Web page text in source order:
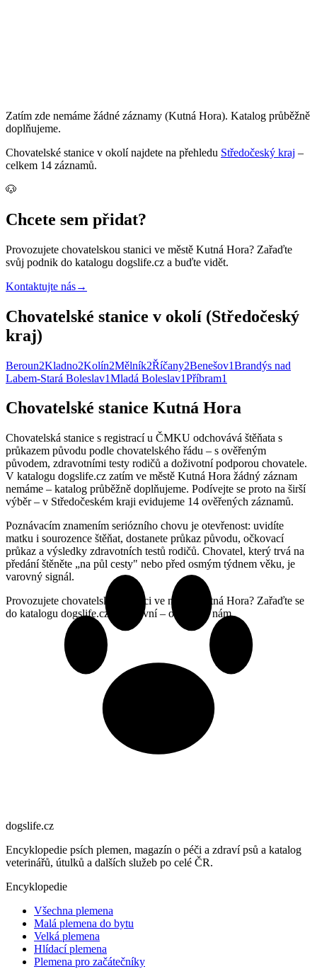
Zatím zde nemáme žádné záznamy (Kutná Hora). Katalog průběžně
doplňujeme.
Chovatelské stanice v okolí najdete na přehledu Středočeský kraj –
celkem 14 záznamů.
🐶
Chcete sem přidat?
Provozujete chovatelskou stanici ve městě Kutná Hora? Zařaďte
svůj podnik do katalogu dogslife.cz a buďte vidět.
Kontaktujte nás→
Chovatelské stanice v okolí (Středočeský
kraj)
Beroun2Kladno2Kolín2Mělník2Říčany2Benešov1Brandýs nad
Labem-Stará Boleslav1Mladá Boleslav1Příbram1
Chovatelské stanice Kutná Hora
Chovatelská stanice s registrací u ČMKU odchovává štěňata s
průkazem původu podle chovatelského řádu – s ověřeným
původem, zdravotními testy rodičů a doživotní podporou chovatele.
V katalogu dogslife.cz zatím ve městě Kutná Hora žádný záznam
nemáme – katalog průběžně doplňujeme. Podívejte se proto na širší
výběr – v Středočeském kraji evidujeme 14 ověřených záznamů.
Poznávacím znamením seriózního chovu je otevřenost: uvidíte
matku i sourozence štěňat, dostanete průkaz původu, očkovací
průkaz a výsledky zdravotních testů rodičů. Chovatel, který trvá na
předání štěněte „na půl cesty" nebo před osmým týdnem věku, je
varovný signál.
Provozujete chovatelskou stanici ve městě Kutná Hora? Zařaďte se
do katalogu dogslife.cz jako první – ozvěte se nám.
dogslife.cz
Encyklopedie psích plemen, magazín o péči a zdraví psů a katalog
veterinářů, útulků a dalších služeb po celé ČR.
Encyklopedie
Všechna plemena
Malá plemena do bytu
Velká plemena
Hlídací plemena
Plemena pro začátečníky